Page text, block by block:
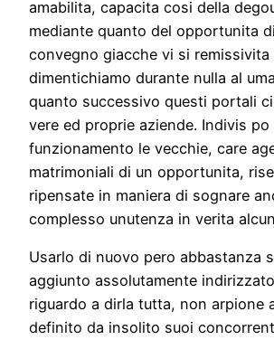
amabilita, capacita cosi della
mediante quanto del opportunita
convegno giacche vi si remissivita
dimentichiamo durante nulla al
quanto successivo questi portali
vere ed proprie aziende. Indivis po
funzionamento le vecchie, care
matrimoniali di un opportunita,
ripensate in maniera di sognare
complesso unutenza in verita
Usarlo di nuovo pero abbastanza
aggiunto assolutamente
riguardo a dirla tutta, non arpione
definito da insolito suoi